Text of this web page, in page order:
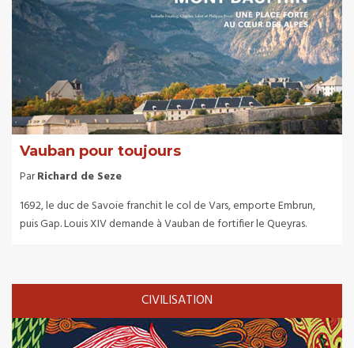
Vauban pour toujours
ParRichard de Seze
1692, le duc de Savoie franchit le col de Vars, emporte Embrun,
puis Gap. Louis XIV demande à Vauban de fortifier le Queyras.
CIVILISATION